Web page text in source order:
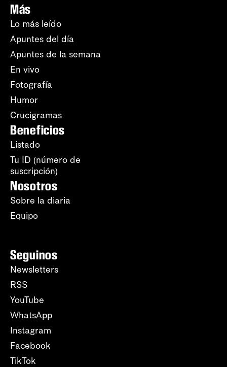
Más
Lo más leído
Apuntes del día
Apuntes de la semana
En vivo
Fotografía
Humor
Crucigramas
Beneficios
Listado
Tu ID (número de
suscripción)
Nosotros
Sobre la diaria
Equipo
Seguinos
Newsletters
RSS
YouTube
WhatsApp
Instagram
Facebook
TikTok